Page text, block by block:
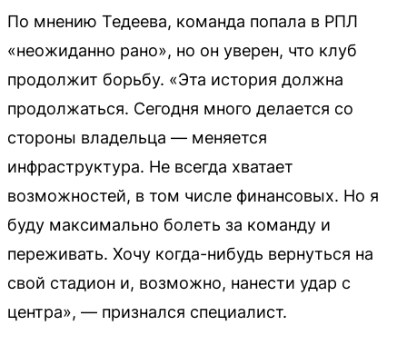
По мнению Тедеева, команда попала в РПЛ
«неожиданно рано», но он уверен, что клуб
продолжит борьбу. «Эта история должна
продолжаться. Сегодня много делается со
стороны владельца — меняется
инфраструктура. Не всегда хватает
возможностей, в том числе финансовых. Но я
буду максимально болеть за команду и
переживать. Хочу когда-нибудь вернуться на
свой стадион и, возможно, нанести удар с
центра», — признался специалист.